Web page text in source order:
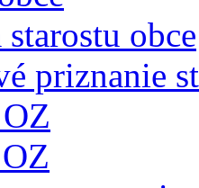
starostu obce
priznanie